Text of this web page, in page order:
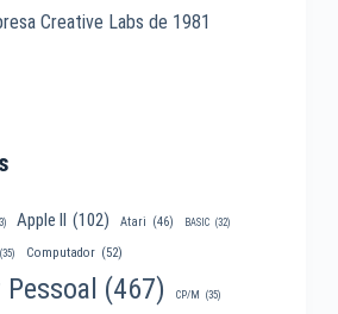
Creative Labs de 1981
Apple II (102) Atari (46) BASIC (32)
(35) Computador (52)
(467) CP/M (35)